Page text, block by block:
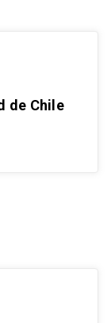
de Chile